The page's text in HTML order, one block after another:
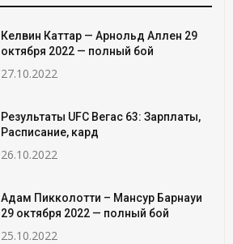
Келвин Каттар — Арнольд Аллен 29
октября 2022 — полный бой
27.10.2022
Результаты UFC Вегас 63: Зарплаты,
Расписание, кард
26.10.2022
Адам Пикколотти – Мансур Барнауи
29 октября 2022 — полный бой
25.10.2022